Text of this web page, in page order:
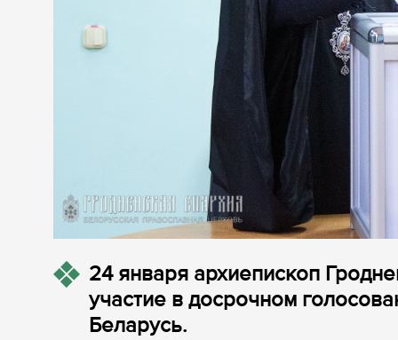
24 января архиепископ
участие в досрочном
Беларусь.